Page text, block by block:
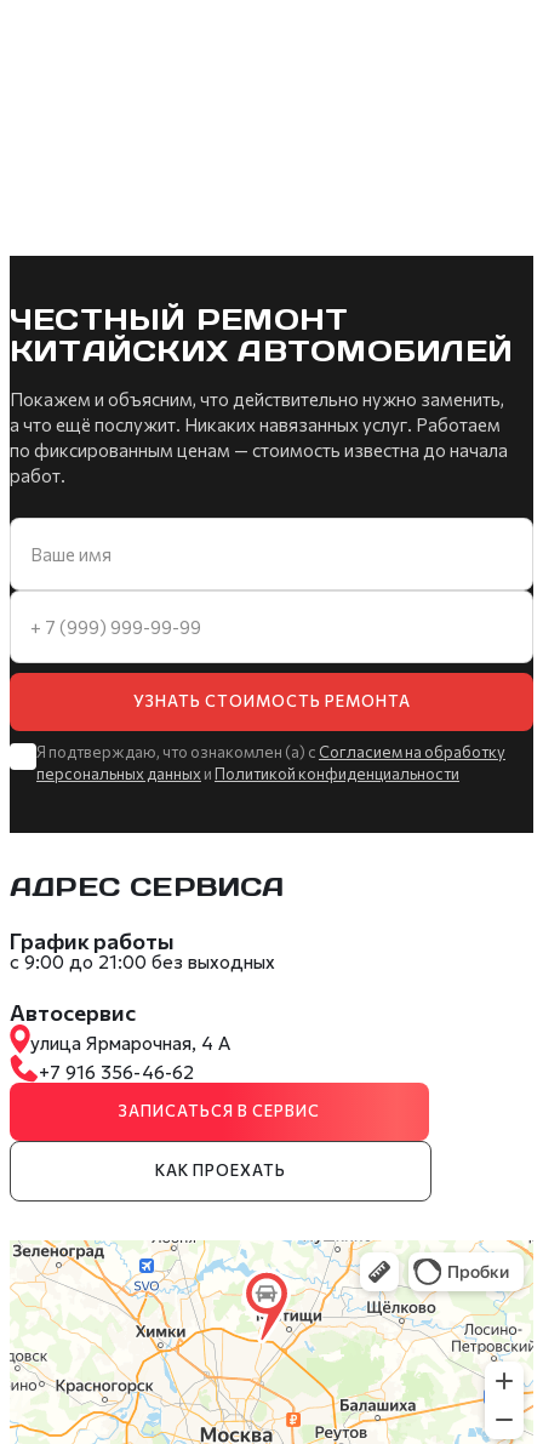
ЧЕСТНЫЙ РЕМОНТ
КИТАЙСКИХ АВТОМОБИЛЕЙ
Покажем и объясним, что действительно нужно заменить,
а что ещё послужит. Никаких навязанных услуг. Работаем
по фиксированным ценам — стоимость известна до начала
работ.
УЗНАТЬ СТОИМОСТЬ РЕМОНТА
Я подтверждаю, что ознакомлен (а) с Согласием на обработку
персональных данных иПолитикой конфиденциальности
АДРЕС СЕРВИСА
График работы
с 9:00 до 21:00 без выходных
Автосервис
улица Ярмарочная, 4 А
+7 916 356-46-62
ЗАПИСАТЬСЯ В СЕРВИС
КАК ПРОЕХАТЬ